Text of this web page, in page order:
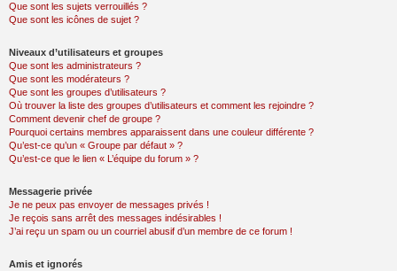
Que sont les sujets verrouillés ?
Que sont les icônes de sujet ?
Niveaux d’utilisateurs et groupes
Que sont les administrateurs ?
Que sont les modérateurs ?
Que sont les groupes d’utilisateurs ?
Où trouver la liste des groupes d’utilisateurs et comment les rejoindre ?
Comment devenir chef de groupe ?
Pourquoi certains membres apparaissent dans une couleur différente ?
Qu’est-ce qu’un « Groupe par défaut » ?
Qu’est-ce que le lien « L’équipe du forum » ?
Messagerie privée
Je ne peux pas envoyer de messages privés !
Je reçois sans arrêt des messages indésirables !
J’ai reçu un spam ou un courriel abusif d’un membre de ce forum !
Amis et ignorés